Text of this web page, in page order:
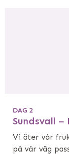
DAG 2
Sundsvall –
Vi äter vår
på vår väg